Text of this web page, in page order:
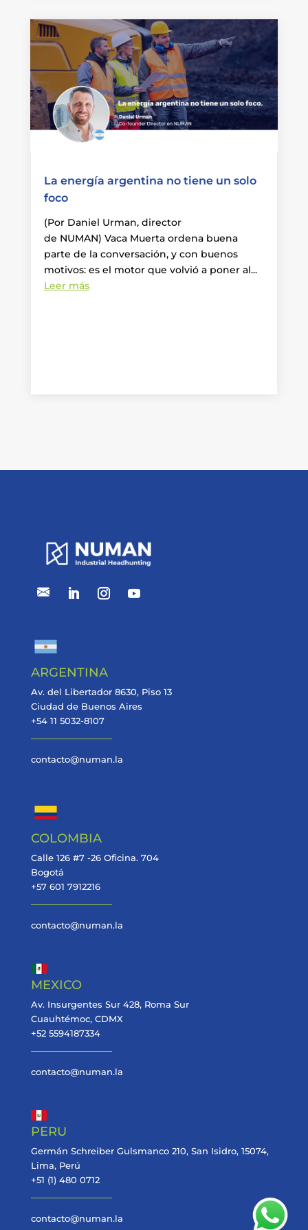
La energía argentina no tiene un solo
foco
(Por Daniel Urman, director
de NUMAN) Vaca Muerta ordena buena
parte de la conversación, y con buenos
motivos: es el motor que volvió a poner al...
Leer más
ARGENTINA
Av. del Libertador 8630, Piso 13
Ciudad de Buenos Aires
+54 11 5032-8107
contacto@numan.la
COLOMBIA
Calle 126 #7 -26 Oficina. 704
Bogotá
+57 601 7912216
contacto@numan.la
MEXICO
Av. Insurgentes Sur 428, Roma Sur
Cuauhtémoc, CDMX
+52 5594187334
contacto@numan.la
PERU
Germán Schreiber Gulsmanco 210, San Isidro, 15074,
Lima, Perú
+51 (1) 480 0712
contacto@numan.la